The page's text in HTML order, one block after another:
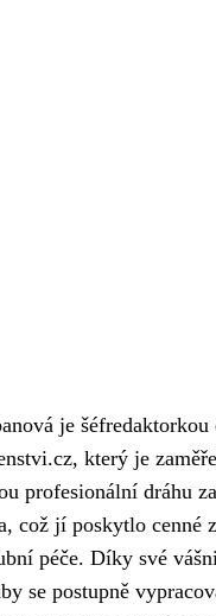
je
který je
profesionální dráhu
což jí poskytlo cenné
péče. Díky své
se postupně